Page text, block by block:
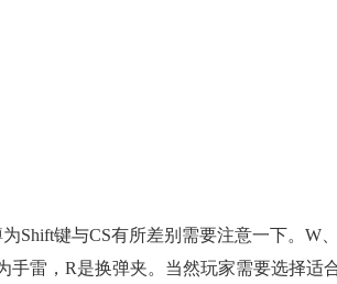
Shift键与CS有所差别需要注意一下。W
雷，R是换弹夹。当然玩家需要选择适